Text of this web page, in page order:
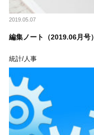
2019.05.07
編集ノート（2019.06月号）
統計/人事